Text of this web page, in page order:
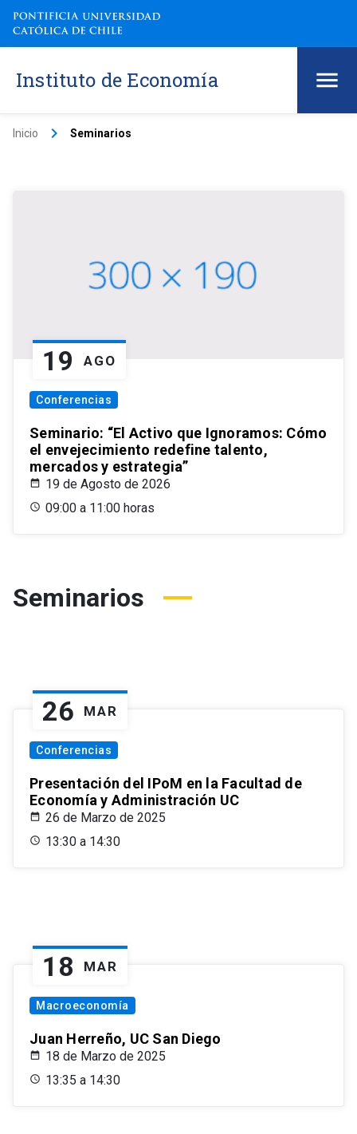
Instituto de Economía
Inicio keyboard_arrow_right Seminarios
19 AGO
Conferencias
Seminario: “El Activo que Ignoramos: Cómo
el envejecimiento redefine talento,
mercados y estrategia”
19 de Agosto de 2026
09:00 a 11:00 horas
Seminarios
26 MAR
Conferencias
Presentación del IPoM en la Facultad de
Economía y Administración UC
26 de Marzo de 2025
13:30 a 14:30
18 MAR
Macroeconomía
Juan Herreño, UC San Diego
18 de Marzo de 2025
13:35 a 14:30